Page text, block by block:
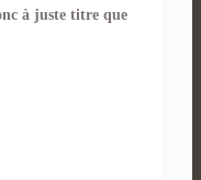
à juste titre que